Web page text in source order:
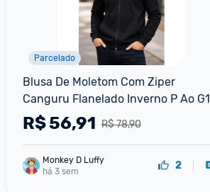
Parcelado
Blusa De Moletom Com Ziper
Canguru Flanelado Inverno P Ao G1
R$ 78,90
R$56,91
Monkey D Luffy
há 3 sem
2